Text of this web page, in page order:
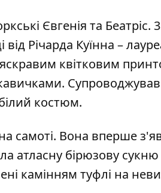
Євгенія та Беатріс.
Річарда Куїнна –
яскравим квітковим
Супроводжував
костюм.
самоті. Вона вперше
атласну бірюзову сукню
камінням туфлі на